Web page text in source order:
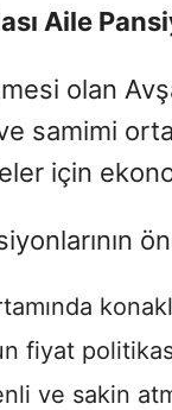
Aile
olan
ve samimi
için
fiyat
ve sakin